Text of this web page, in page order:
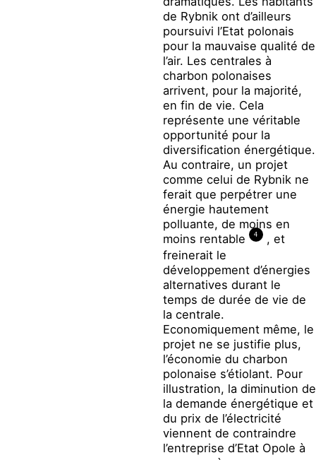
de Rybnik ont d’ailleurs
poursuivi l’Etat polonais
pour la mauvaise qualité de
l’air. Les centrales à
charbon polonaises
arrivent, pour la majorité,
en fin de vie. Cela
représente une véritable
opportunité pour la
diversification énergétique.
Au contraire, un projet
comme celui de Rybnik ne
ferait que perpétrer une
énergie hautement
polluante, de moins en
moins rentable
4
, et
freinerait le
développement d’énergies
alternatives durant le
temps de durée de vie de
la centrale.
Economiquement même, le
projet ne se justifie plus,
l’économie du charbon
polonaise s’étiolant. Pour
illustration, la diminution de
la demande énergétique et
du prix de l’électricité
viennent de contraindre
l’entreprise d’Etat Opole à